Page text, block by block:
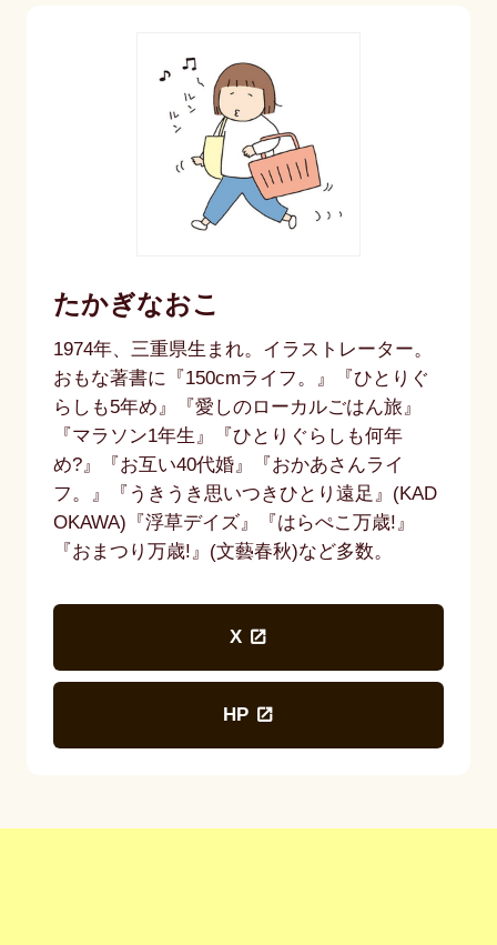
たかぎなおこ
1974年、三重県生まれ。イラストレーター。
おもな著書に『150cmライフ。』『ひとりぐ
らしも5年め』『愛しのローカルごはん旅』
『マラソン1年生』『ひとりぐらしも何年
め?』『お互い40代婚』『おかあさんライ
フ。』『うきうき思いつきひとり遠足』(KAD
OKAWA)『浮草デイズ』『はらぺこ万歳!』
『おまつり万歳!』(文藝春秋)など多数。
X
HP